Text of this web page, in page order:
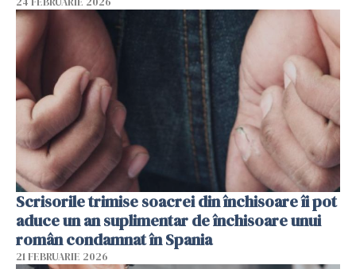
Scrisorile trimise soacrei din închisoare îi pot
aduce un an suplimentar de închisoare unui
român condamnat în Spania
21 FEBRUARIE 2026